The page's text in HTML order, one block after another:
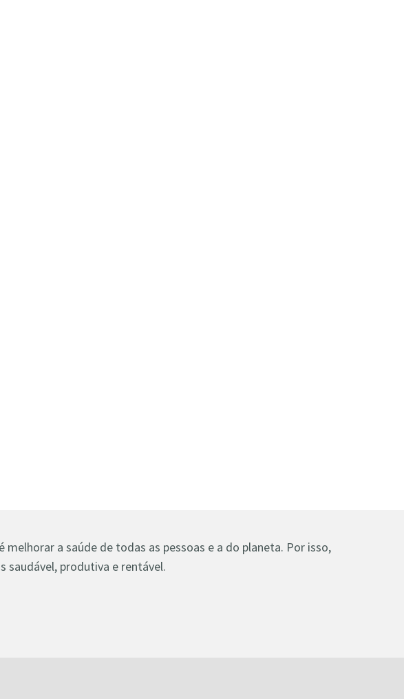
a saúde de todas as pessoas e a do planeta. Por isso,
saudável, produtiva e rentável.